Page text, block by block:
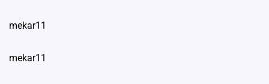
mekar11
mekar11